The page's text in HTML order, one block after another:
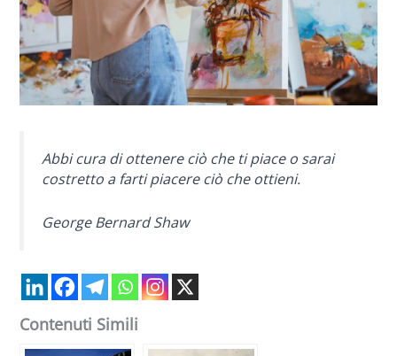
Abbi cura di ottenere ciò che ti piace o sarai
costretto a farti piacere ciò che ottieni.
George Bernard Shaw
Contenuti Simili